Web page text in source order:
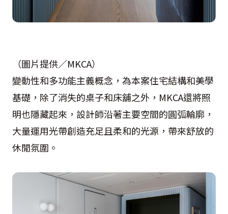
（圖片提供／MKCA）
變動性和多功能主義概念，為本案住宅結構和美學
基礎，除了消失的桌子和床舖之外，MKCA還將照
明也隱藏起來，設計師沿著主要空間的圓弧輪廓，
大量運用光帶創造充足且柔和的光源，帶來舒放的
休閒氛圍。